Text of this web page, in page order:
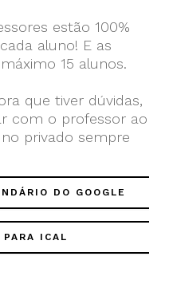
estão 100%
aluno! E as
15 alunos.
que tiver dúvidas,
com o professor ao
privado sempre
DO GOOGLE
ICAL